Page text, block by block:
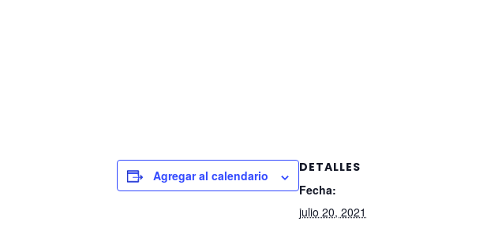
Agregar al calendario
DETALLES
Fecha:
julio 20, 2021